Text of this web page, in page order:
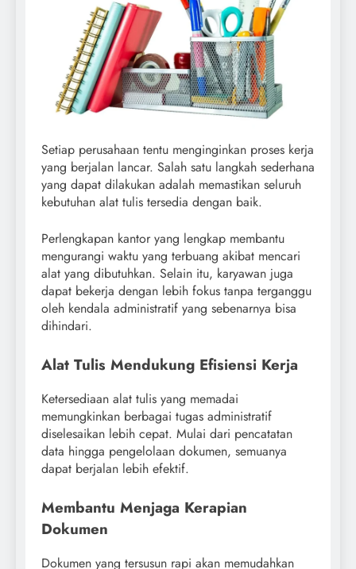
Setiap perusahaan tentu menginginkan proses kerja
yang berjalan lancar. Salah satu langkah sederhana
yang dapat dilakukan adalah memastikan seluruh
kebutuhan alat tulis tersedia dengan baik.
Perlengkapan kantor yang lengkap membantu
mengurangi waktu yang terbuang akibat mencari
alat yang dibutuhkan. Selain itu, karyawan juga
dapat bekerja dengan lebih fokus tanpa terganggu
oleh kendala administratif yang sebenarnya bisa
dihindari.
Alat Tulis Mendukung Efisiensi Kerja
Ketersediaan alat tulis yang memadai
memungkinkan berbagai tugas administratif
diselesaikan lebih cepat. Mulai dari pencatatan
data hingga pengelolaan dokumen, semuanya
dapat berjalan lebih efektif.
Membantu Menjaga Kerapian
Dokumen
Dokumen yang tersusun rapi akan memudahkan